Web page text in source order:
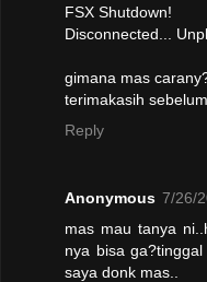
FSX Shutdown!
Disconnected...
gimana mas
terimakasih
Reply
Anonymous 7/26/
mas mau tanya
nya bisa
saya donk mas..